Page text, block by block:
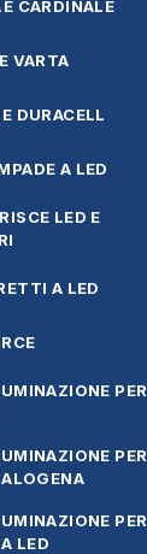
VARTA
A LED
LED E
A LED
PER
PER
PER
LED